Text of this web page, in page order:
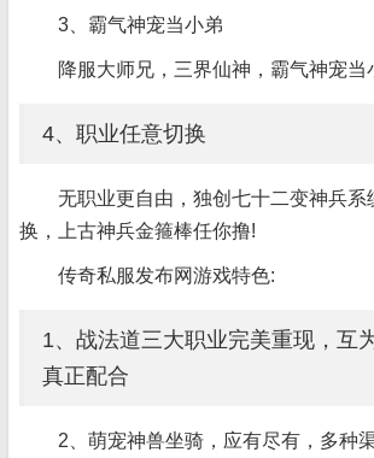
3、霸气神宠当小弟
降服大师兄，三界仙神，霸气神宠当
4、职业任意切换
无职业更自由，独创七十二变神兵系
换，上古神兵金箍棒任你撸!
传奇私服发布网游戏特色:
1、战法道三大职业完美重现，互
真正配合
2、萌宠神兽坐骑，应有尽有，多种